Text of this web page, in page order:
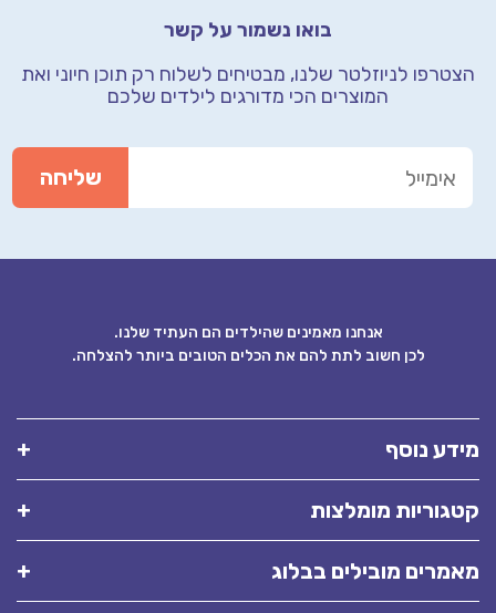
בואו נשמור על קשר
לניוזלטר שלנו, מבטיחים לשלוח רק תוכן חיוניואת
המוצרים הכי מדורגים לילדים שלכם
אנחנו מאמינים שהילדים הם העתיד שלנו.
לכן חשוב לתת להם את הכלים הטובים ביותר להצלחה.
נוסף
מומלצות
מובילים בבלוג